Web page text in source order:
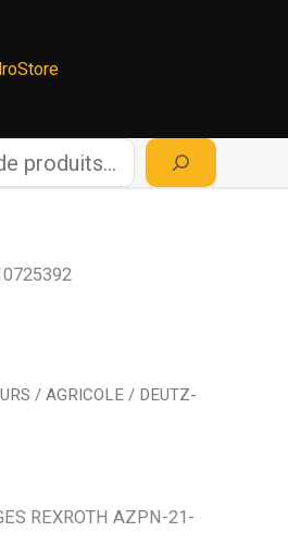
/AGRICOLE / DEUTZ-
REXROTH AZPN-21-